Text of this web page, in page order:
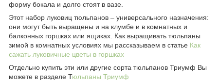
форму бокала и долго стоят в вазе.
Этот набор луковиц тюльпанов – универсального назначения:
они могут быть выращены и на клумбе и в комнатных и
балконных горшках или ящиках. Как выращивать тюльпаны
зимой в комнатных условиях мы рассказываем в статье Как
сажать луковичные цветы в горшках
Отдельно купить эти или другие сорта тюльпанов Триумф Вы
можете в разделе Тюльпаны Триумф